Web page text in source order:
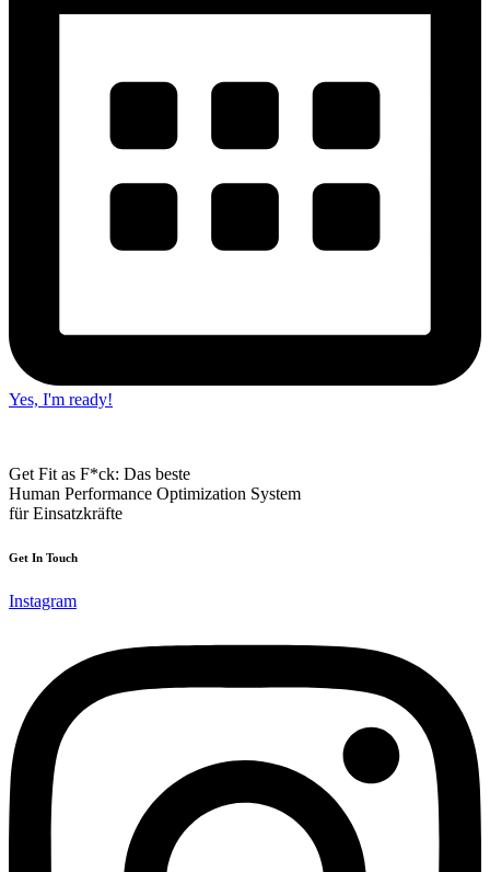
Yes, I'm ready!
Get Fit as F*ck: Das beste
Human Performance Optimization System
für Einsatzkräfte
Get In Touch
Instagram